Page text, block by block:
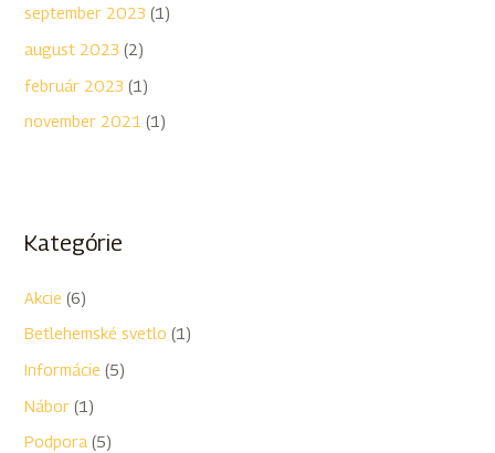
september 2023 (1)
august 2023 (2)
február 2023 (1)
november 2021 (1)
Kategórie
Akcie (6)
Betlehemské svetlo (1)
Informácie (5)
Nábor (1)
Podpora (5)